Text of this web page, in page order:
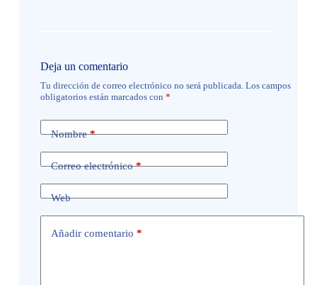
Deja un comentario
Tu dirección de correo electrónico no será publicada. Los campos
obligatorios están marcados con *
Nombre*
Correo electrónico*
Web
Añadir comentario *